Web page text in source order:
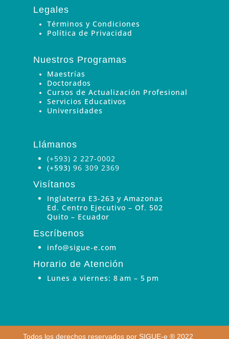
Legales
Términos y Condiciones
Política de Privacidad
Nuestros Programas
Maestrías
Doctorados
Cursos de Actualización Profesional
Servicios Educativos
Universidades
Llámanos
(+593) 2 227-0002
(+593) 96 309 2369
Visítanos
Inglaterra E3-263 y Amazonas
Ed. Centro Ejecutivo – Of. 502
Quito – Ecuador
Escríbenos
info@sigue-e.com
Horario de Atención
Lunes a viernes: 8 am – 5 pm
Todos los derechos reservados por SIGUE-e ® 2022